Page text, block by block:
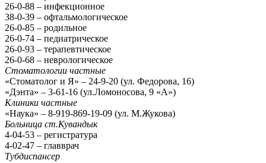
26-0-88 – инфекционное
38-0-39 – офтальмологическое
26-0-85 – родильное
26-0-74 – педиатрическое
26-0-93 – терапевтическое
26-0-68 – неврологическое
Стоматологии частные
«Стоматолог и Я» – 24-9-20 (ул. Федорова, 16)
«Дэнта» – 3-61-16 (ул.Ломоносова, 9 «А»)
Клиники частные
«Наука» – 8-919-869-19-09 (ул. М.Жукова)
Больница ст.Кувандык
4-04-53 – регистратура
4-02-47 – главврач
Тубдиспансер